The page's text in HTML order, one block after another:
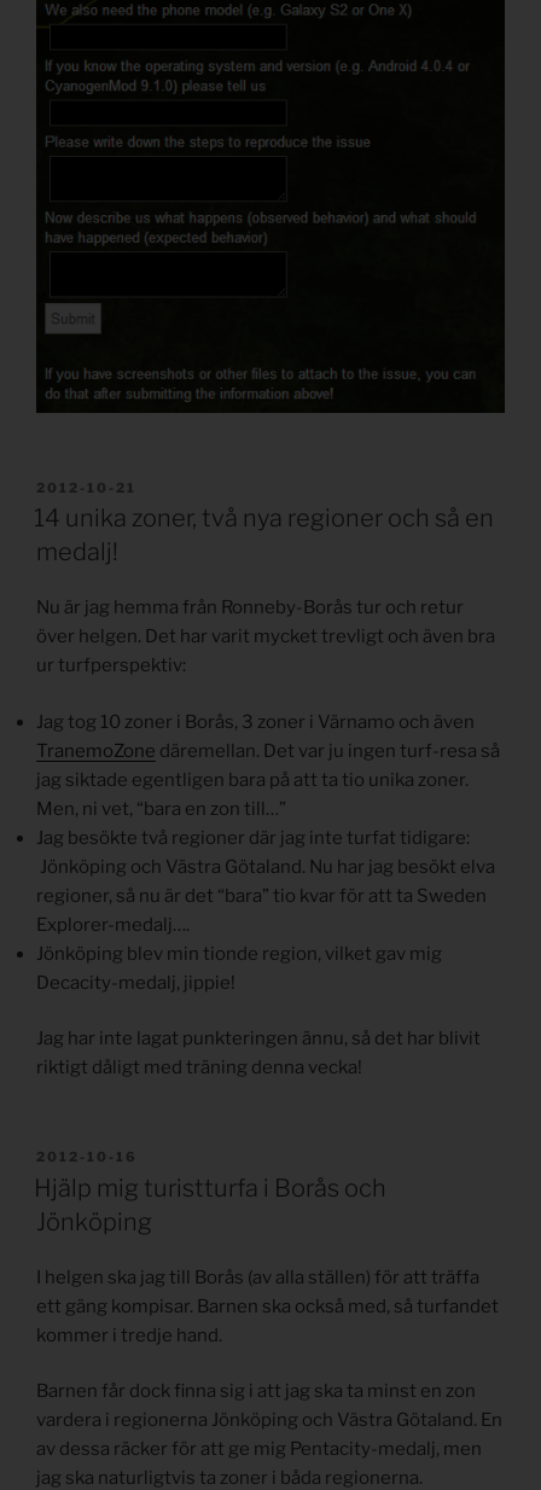
PUBLICERAT
2012-10-21
14 unika zoner, två nya regioner och så en
medalj!
Nu är jag hemma från Ronneby-Borås tur och retur
över helgen. Det har varit mycket trevligt och även bra
ur turfperspektiv:
Jag tog 10 zoner i Borås, 3 zoner i Värnamo och även
TranemoZone däremellan. Det var ju ingen turf-resa så
jag siktade egentligen bara på att ta tio unika zoner.
Men, ni vet, “bara en zon till…”
Jag besökte två regioner där jag inte turfat tidigare:
Jönköping och Västra Götaland. Nu har jag besökt elva
regioner, så nu är det “bara” tio kvar för att ta Sweden
Explorer-medalj….
Jönköping blev min tionde region, vilket gav mig
Decacity-medalj, jippie!
Jag har inte lagat punkteringen ännu, så det har blivit
riktigt dåligt med träning denna vecka!
PUBLICERAT
2012-10-16
Hjälp mig turistturfa i Borås och
Jönköping
I helgen ska jag till Borås (av alla ställen) för att träffa
ett gäng kompisar. Barnen ska också med, så turfandet
kommer i tredje hand.
Barnen får dock finna sig i att jag ska ta minst en zon
vardera i regionerna Jönköping och Västra Götaland. En
av dessa räcker för att ge mig Pentacity-medalj, men
jag ska naturligtvis ta zoner i båda regionerna.